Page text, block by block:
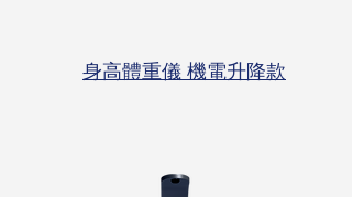
⾝⾼體重儀 機電升降款